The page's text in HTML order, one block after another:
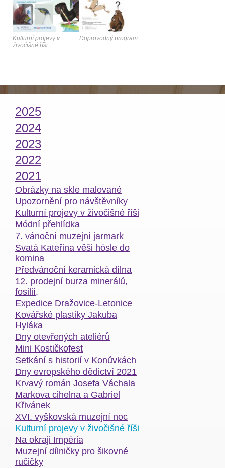
2025
2024
2023
2022
2021
Obrázky na skle malované
Upozornění pro návštěvníky
Kulturní projevy v živočišné říši
Módní přehlídka
7. vánoční muzejní jarmark
Svatá Kateřina věši hósle do
komina
Předvánoční keramická dílna
12. prodejní burza minerálů,
fosilií,
Expedice Dražovice-Letonice
Kovářské plastiky Jakuba
Hyláka
Dny otevřených ateliérů
Mini Kostičkofest
Setkání s historií v Konůvkách
Dny evropského dědictví 2021
Krvavý román Josefa Váchala
Markova cihelna a Gabriel
Křivánek
XVI. vyškovská muzejní noc
Kulturní projevy v živočišné říši
Na okraji Impéria
Muzejní dílničky pro šikovné
ručičky
Kulturní projevy v
živočišné říši
Doprovodný program